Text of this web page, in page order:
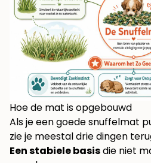
Hoe de mat is opgebouwd
Als je een goede snuffelmat
zie je meestal drie dingen
Een stabiele basisdie niet